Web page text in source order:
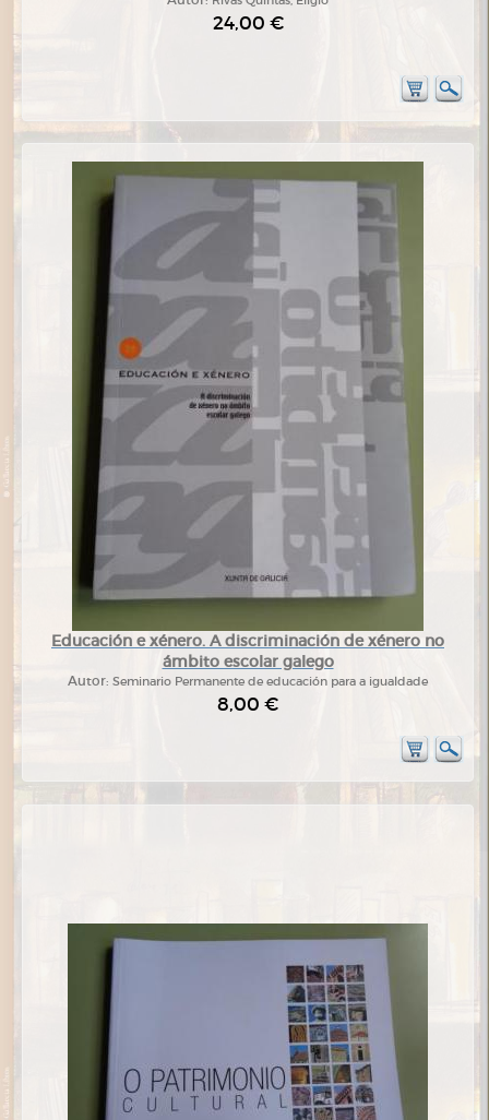
24,00 €
Educación e xénero. A discriminación de xénero no
ámbito escolar galego
Autor: Seminario Permanente de educación para a igualdade
8,00 €